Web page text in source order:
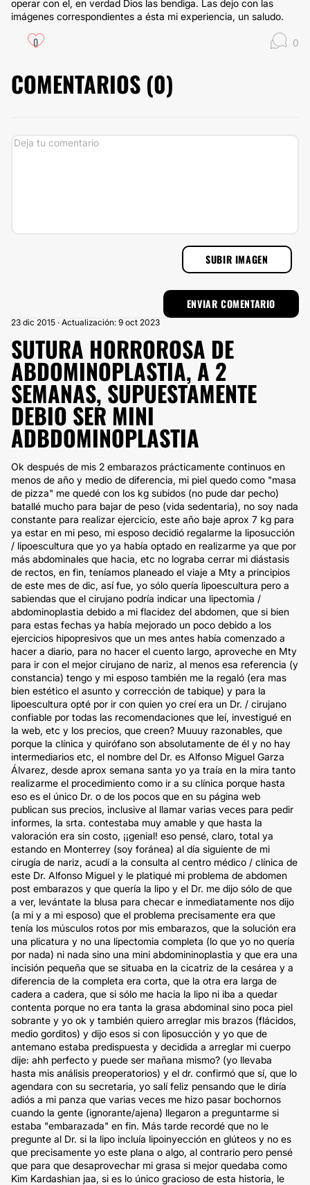
operar con el, en verdad Dios las bendiga. Las dejo con las
imágenes correspondientes a ésta mi experiencia, un saludo.
0 0
COMENTARIOS (0)
SUBIR IMAGEN
23 dic 2015 · Actualización: 9 oct 2023
SUTURA HORROROSA DE
ABDOMINOPLASTIA, A 2
SEMANAS, SUPUESTAMENTE
DEBIO SER MINI
ADBDOMINOPLASTIA
Ok después de mis 2 embarazos prácticamente continuos en
menos de año y medio de diferencia, mi piel quedo como "masa
de pizza" me quedé con los kg subidos (no pude dar pecho)
batallé mucho para bajar de peso (vida sedentaria), no soy nada
constante para realizar ejercicio, este año baje aprox 7 kg para
ya estar en mi peso, mi esposo decidió regalarme la liposucción
/ lipoescultura que yo ya había optado en realizarme ya que por
más abdominales que hacia, etc no lograba cerrar mi diástasis
de rectos, en fin, teníamos planeado el viaje a Mty a principios
de este mes de dic, así fue, yo sólo quería lipoescultura pero a
sabiendas que el cirujano podría indicar una lipectomia /
abdominoplastia debido a mi flacidez del abdomen, que si bien
para estas fechas ya había mejorado un poco debido a los
ejercicios hipopresivos que un mes antes había comenzado a
hacer a diario, para no hacer el cuento largo, aproveche en Mty
para ir con el mejor cirujano de nariz, al menos esa referencia (y
constancia) tengo y mi esposo también me la regaló (era mas
bien estético el asunto y corrección de tabique) y para la
lipoescultura opté por ir con quien yo creí era un Dr. / cirujano
confiable por todas las recomendaciones que leí, investigué en
la web, etc y los precios, que creen? Muuuy razonables, que
porque la clínica y quirófano son absolutamente de él y no hay
intermediarios etc, el nombre del Dr. es Alfonso Miguel Garza
Álvarez, desde aprox semana santa yo ya traía en la mira tanto
realizarme el procedimiento como ir a su clínica porque hasta
eso es el único Dr. o de los pocos que en su página web
publican sus precios, inclusive al llamar varias veces para pedir
informes, la srta. contestaba muy amable y que hasta la
valoración era sin costo, ¡¡genial! eso pensé, claro, total ya
estando en Monterrey (soy foránea) al día siguiente de mi
cirugía de nariz, acudí a la consulta al centro médico / clínica de
este Dr. Alfonso Miguel y le platiqué mi problema de abdomen
post embarazos y que quería la lipo y el Dr. me dijo sólo de que
a ver, levántate la blusa para checar e inmediatamente nos dijo
(a mi y a mi esposo) que el problema precisamente era que
tenía los músculos rotos por mis embarazos, que la solución era
una plicatura y no una lipectomia completa (lo que yo no quería
por nada) ni nada sino una mini abdomininoplastia y que era una
incisión pequeña que se situaba en la cicatriz de la cesárea y a
diferencia de la completa era corta, que la otra era larga de
cadera a cadera, que si sólo me hacia la lipo ni iba a quedar
contenta porque no era tanta la grasa abdominal sino poca piel
sobrante y yo ok y también quiero arreglar mis brazos (flácidos,
medio gorditos) y dijo esos si con liposucción y yo que de
antemano estaba predispuesta y decidida a arreglar mi cuerpo
dije: ahh perfecto y puede ser mañana mismo? (yo llevaba
hasta mis análisis preoperatorios) y el dr. confirmó que sí, que lo
agendara con su secretaria, yo salí feliz pensando que le diría
adiós a mi panza que varias veces me hizo pasar bochornos
cuando la gente (ignorante/ajena) llegaron a preguntarme si
estaba "embarazada" en fin. Más tarde recordé que no le
pregunte al Dr. si la lipo incluía lipoinyección en glúteos y no es
que precisamente yo este plana o algo, al contrario pero pensé
que para que desaprovechar mi grasa si mejor quedaba como
Kim Kardashian jaa, si es lo único gracioso de esta historia, le